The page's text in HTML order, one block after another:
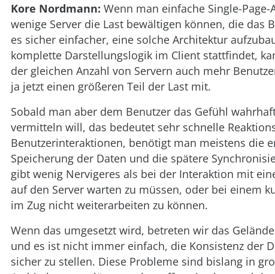
Kore Nordmann: Wenn man einfache Single-
wenige Server die Last bewältigen können, die das
es sicher einfacher, eine solche Architektur
komplette Darstellungslogik im Client stattfindet,
der gleichen Anzahl von Servern auch mehr
ja jetzt einen größeren Teil der Last mit.
Sobald man aber dem Benutzer das Gefühl
vermitteln will, das bedeutet sehr schnelle
Benutzerinteraktionen, benötigt man meistens die
Speicherung der Daten und die spätere
gibt wenig Nervigeres als bei der Interaktion mit
auf den Server warten zu müssen, oder bei einem
im Zug nicht weiterarbeiten zu können.
Wenn das umgesetzt wird, betreten wir das
und es ist nicht immer einfach, die Konsistenz der
sicher zu stellen. Diese Probleme sind bislang in